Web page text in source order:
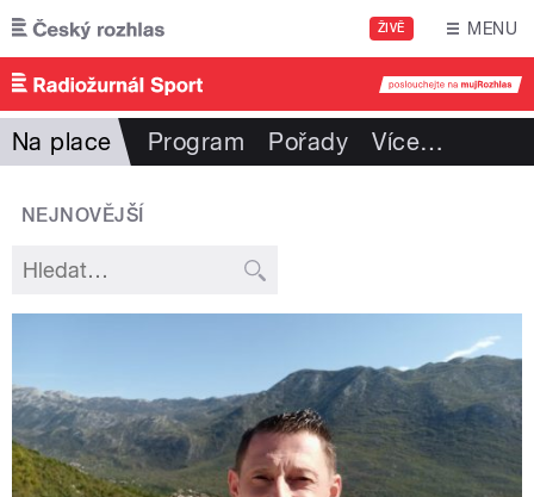
Přejít k hlavnímu obsahu
ŽIVĚ MENU
Na place Program Pořady Více…
NEJNOVĚJŠÍ